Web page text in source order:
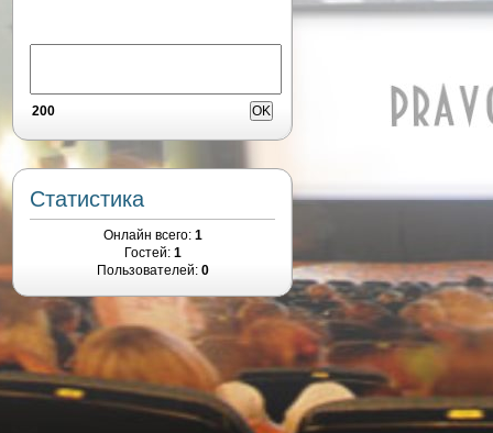
200
Статистика
Онлайн всего: 1
Гостей: 1
Пользователей: 0